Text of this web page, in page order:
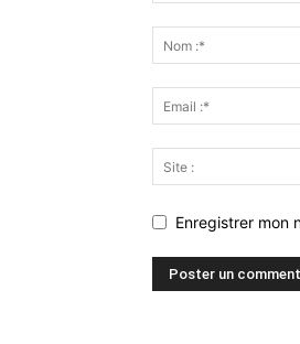
Enregistrer mon